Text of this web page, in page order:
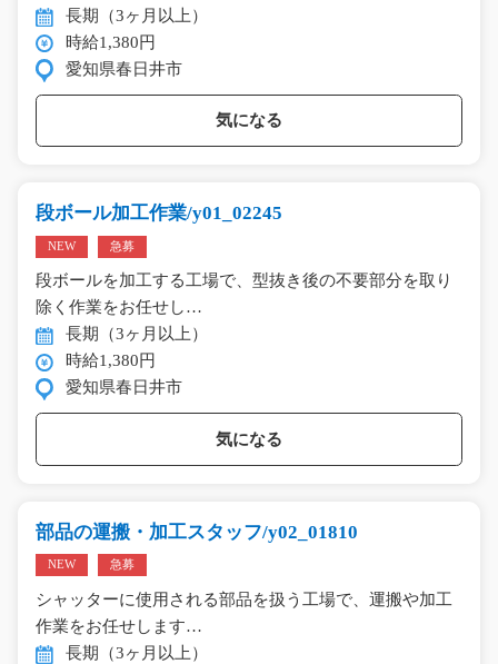
長期（3ヶ月以上）
時給1,380円
愛知県春日井市
気になる
段ボール加工作業/y01_02245
NEW 急募
段ボールを加工する工場で、型抜き後の不要部分を取り
除く作業をお任せし…
長期（3ヶ月以上）
時給1,380円
愛知県春日井市
気になる
部品の運搬・加工スタッフ/y02_01810
NEW 急募
シャッターに使用される部品を扱う工場で、運搬や加工
作業をお任せします…
長期（3ヶ月以上）